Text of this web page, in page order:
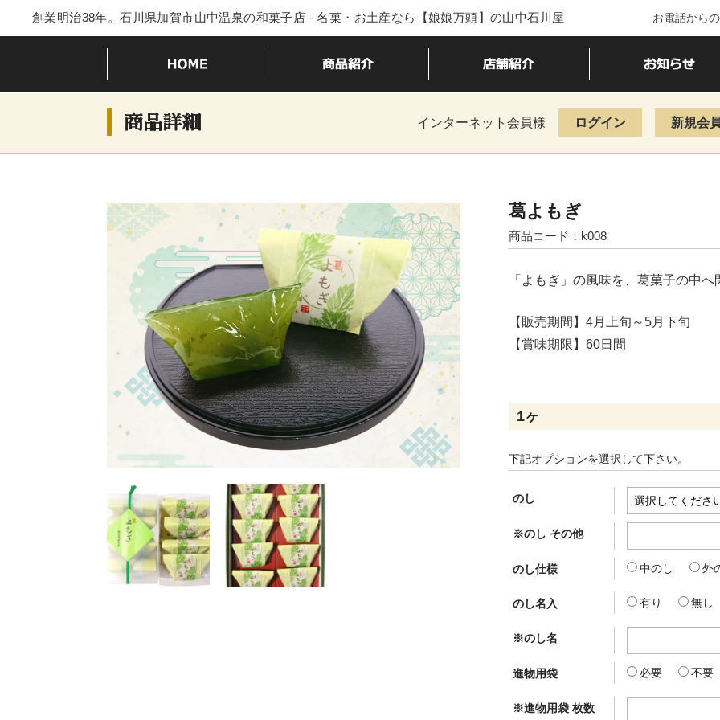
創業明治38年。石川県加賀市山中温泉の和菓子店 - 名菓・お土産なら【娘娘万頭】の山中石川屋 お電話から
商品詳細 インターネット会員様 ログイン 新規会
葛よもぎ
商品コード：k008
「よもぎ」の風味を、葛菓子の中
【販売期間】4月上旬～5月下旬
【賞味期限】60日間
1ヶ
下記オプションを選択して下さい。
のし
※のし その他
のし仕様 中のし 外
のし名入 有り 無し
※のし名
進物用袋 必要 不要
※進物用袋 枚数